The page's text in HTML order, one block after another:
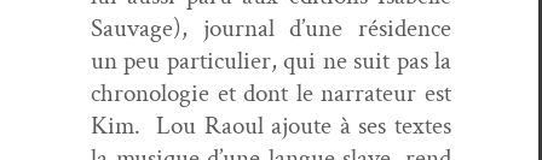
Sauvage), jour­nal d’une rési­dence
un peu par­ti­c­uli­er, qui ne suit pas la
chronolo­gie et dont le nar­ra­teur est
Kim. Lou Raoul ajoute à ses textes